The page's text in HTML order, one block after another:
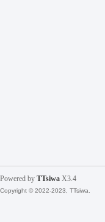
Powered by TTsiwa X3.4
Copyright © 2022-2023, TTsiwa.